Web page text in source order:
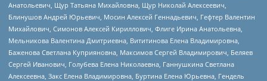
Анатольевич, Щур Татьяна Михайловна, Щур Николай Алексеевич,
Блинушов Андрей Юрьевич, Мосин Алексей Геннадьевич, Гефтер Валентин
Михайлович, Симонов Алексей Кириллович, Флиге Ирина Анатольевна,
Мельникова Валентина Дмитриевна, Вититинова Елена Владимировна,
Баженова Светлана Куприяновна, Максимов Сергей Владимирович, Беляев
Сергей Иванович, Голубева Елена Николаевна, Ганнушкина Светлана
Алексеевна, Закс Елена Владимировна, Буртина Елена Юрьевна, Гендель